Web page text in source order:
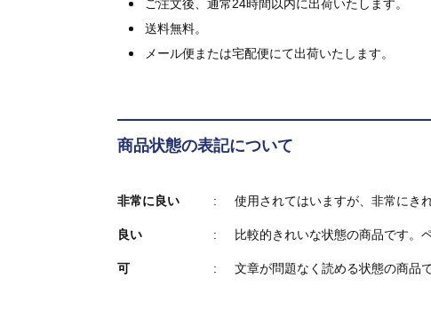
ご注文後、通常24時間以内に出荷いたします。
送料無料。
メール便または宅配便にて出荷いたします。
商品状態の表記について
非常に良い 使用されてはいますが、非常にき
良い 比較的きれいな状態の商品です。
可 文章が問題なく読める状態の商品